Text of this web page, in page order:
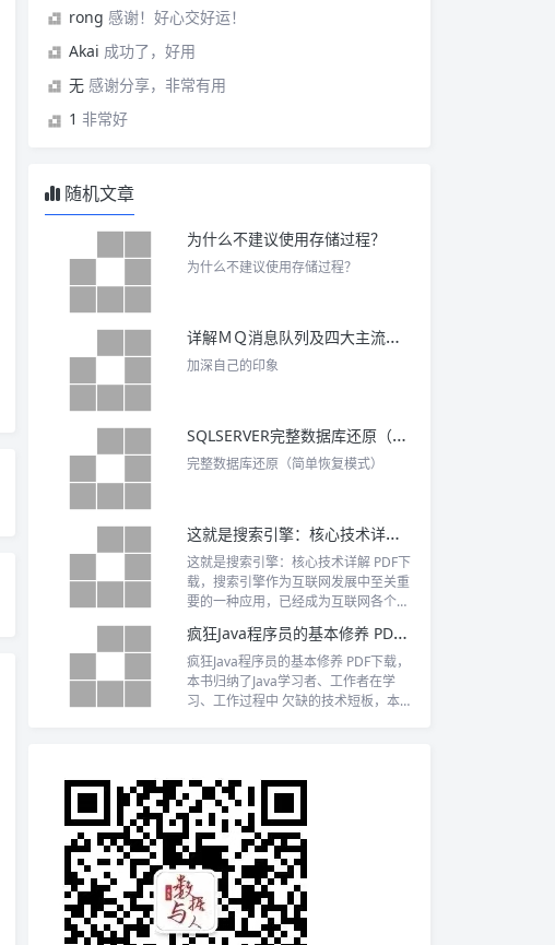
rong 感谢！好心交好运！
Akai 成功了，好用
无 感谢分享，非常有用
1 非常好
随机文章
为什么不建议使用存储过程？
为什么不建议使用存储过程？
详解ＭＱ消息队列及四大主流ＭＱ的优缺点
加深自己的印象
SQLSERVER完整数据库还原（简单恢复模式）
完整数据库还原（简单恢复模式）
这就是搜索引擎：核心技术详解 PDF下载
这就是搜索引擎：核心技术详解 PDF下
载，搜索引擎作为互联网发展中至关重
要的一种应用，已经成为互联网各个领
疯狂Java程序员的基本修养 PDF下载
疯狂Java程序员的基本修养 PDF下载，
本书归纳了Java学习者、工作者在学
习、工作过程中 欠缺的技术短板，本书